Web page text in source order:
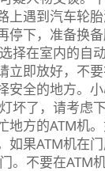
上遇到汽车轮
下，准备换备
选择在室内的自
立即放好，不
安全的地方。
坏了，请考虑
地方的ATM机。
如果ATM机在
。不要在ATM